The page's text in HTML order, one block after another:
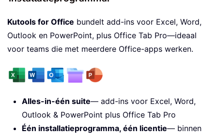
Kutools for Office bundelt add-ins voor Excel, Word,
Outlook en PowerPoint, plus Office Tab Pro—ideaal
voor teams die met meerdere Office-apps werken.
Alles-in-één suite— add-ins voor Excel, Word,
Outlook & PowerPoint plus Office Tab Pro
Één installatieprogramma, één licentie— binnen